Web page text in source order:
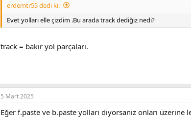
erdemtr55 dedi ki:
Evet yolları elle çizdim .Bu arada track dediğiz nedi?
track = bakır yol parçaları.
5 Mart 2025
Eğer f.paste ve b.paste yolları diyorsaniz onları